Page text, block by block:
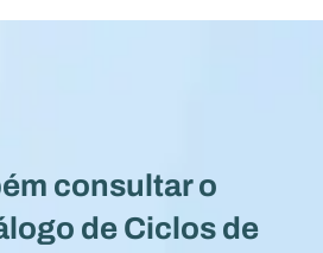
consultar o
de Ciclos de